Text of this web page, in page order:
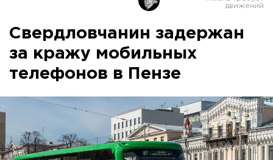
Свердловчанин задержан
за кражу мобильных
телефонов в Пензе